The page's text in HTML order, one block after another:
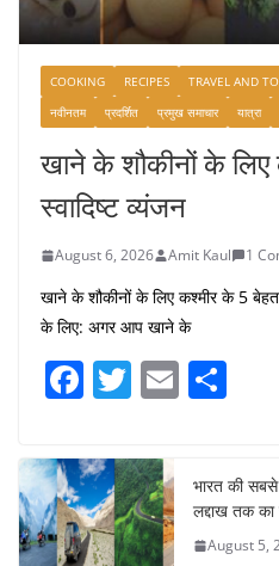
COOKING RECIPES TRAVEL AND
नवीनतम
प्रदर्शित प्रमुख समाचार यात्रा
खाने के शौकीनों के
स्वादिष्ट व्यंजन
August 6, 2026 Amit Kaul 1
खाने के शौकीनों के लिए कश्मीर के 5
के लिए: अगर आप खाने के
F
c
e
b
T
itt
er
E
e
भारत की
लद्दाख तक
August 5,